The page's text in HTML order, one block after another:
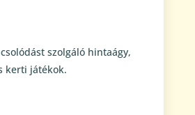
szolgáló hintaágy,
kerti játékok.